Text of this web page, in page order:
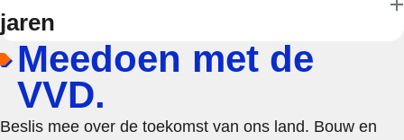
jaren
Meedoen met de
VVD.
Beslis mee over de toekomst van ons land. Bouw en